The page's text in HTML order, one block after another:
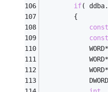
if(
const
const